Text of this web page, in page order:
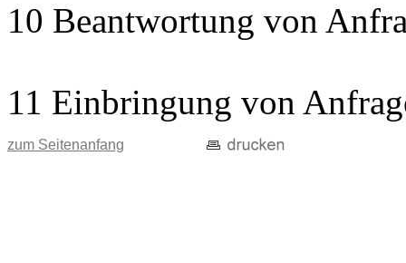
10 Beantwortung von
11 Einbringung von
zum Seitenanfang